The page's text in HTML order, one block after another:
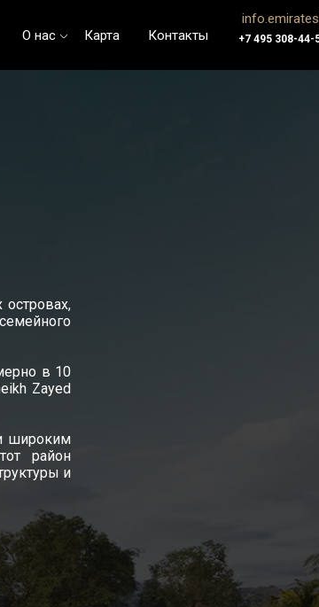
О нас Карта Контакты +7 495 308-44-
в 10
Zayed
широким
район
и